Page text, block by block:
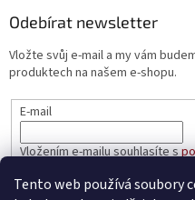
Tento web používá soubory
Odebírat newsletter
Vložte svůj e-mail a my vám
produktech na našem e-shopu.
E-mail
Vložením e-mailu souhlasíte s
PŘIHLÁSIT SE